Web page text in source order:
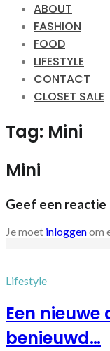
ABOUT
FASHION
FOOD
LIFESTYLE
CONTACT
CLOSET SALE
Tag: Mini
Mini
Geef een reactie
Je moet inloggenom
Lifestyle
Een nieuwe
benieuwd…